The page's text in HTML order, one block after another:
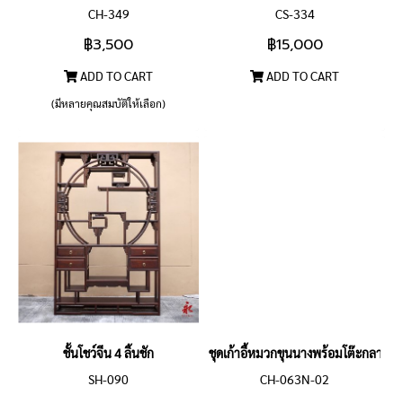
CH-349
฿3,500
ADD TO CART
(มีหลายคุณสมบัติให้เลือก)
CS-334
฿15,000
ADD TO CART
ชั้นโชว์จีน 4 ลิ้นชัก
SH-090
ชุดเก้าอี้หมวกขุนนางพร้อมโต๊ะกลาง
CH-063N-02